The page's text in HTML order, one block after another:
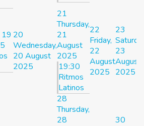
19 20
Wednesday,
20 August
2025
21
Thursday,
21
August
2025
19:30
Ritmos
Latinos
22
Friday,
22
August
2025
23
23
August
2025
28
Thursday,
28
30